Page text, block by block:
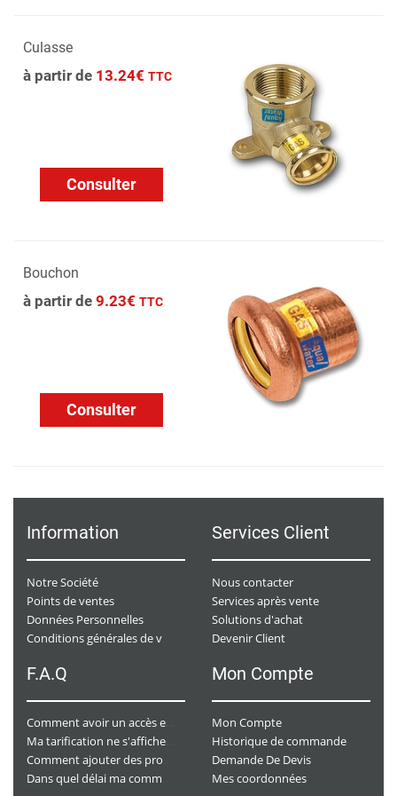
Culasse
à partir de 13.24€ TTC
Consulter
Bouchon
à partir de 9.23€ TTC
Consulter
Information
Notre Société
Points de ventes
Données Personnelles
Services Client
Nous contacter
Services après vente
Solutions d'achat
Devenir Client
F.A.Q Mon Compte
Mon Compte
Historique de commande
Demande De Devis
Mes coordonnées